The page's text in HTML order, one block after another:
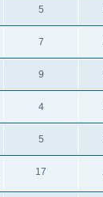
5
7
9
4
5
17